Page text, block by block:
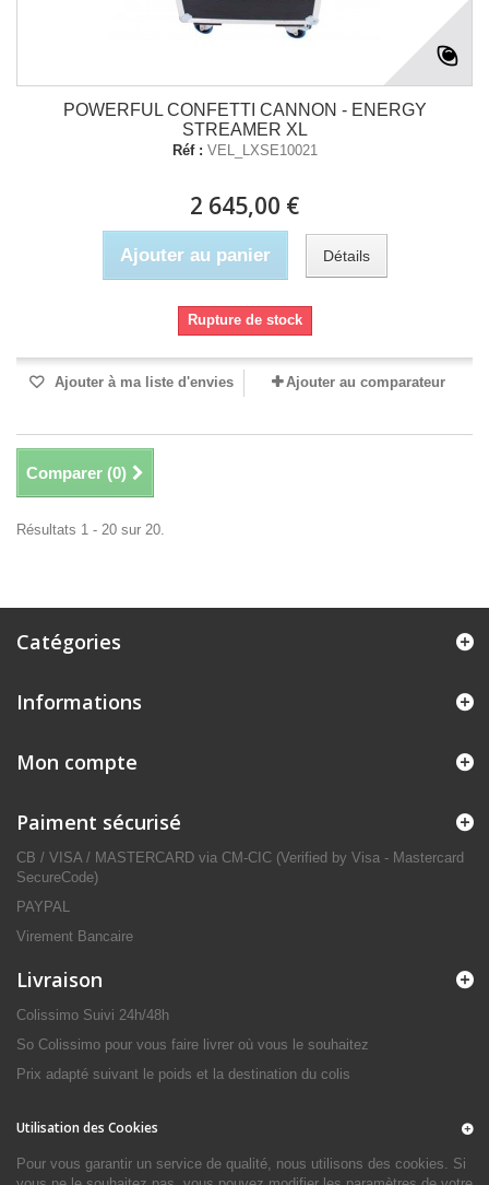
POWERFUL CONFETTI CANNON - ENERGY
STREAMER XL
Réf : VEL_LXSE10021
2 645,00 €
Ajouter au panier Détails
Rupture de stock
Ajouter à ma liste d'envies Ajouter au comparateur
Comparer (0)
Résultats 1 - 20 sur 20.
Catégories
Informations
Mon compte
Paiment sécurisé
CB / VISA / MASTERCARD via CM-CIC (Verified by Visa - Mastercard
SecureCode)
PAYPAL
Virement Bancaire
Livraison
Colissimo Suivi 24h/48h
So Colissimo pour vous faire livrer où vous le souhaitez
Prix adapté suivant le poids et la destination du colis
Utilisation des Cookies
Pour vous garantir un service de qualité, nous utilisons des cookies. Si